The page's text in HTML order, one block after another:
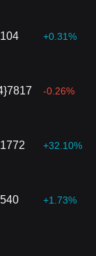
+0.31%
-0.26%
+32.10%
+1.73%